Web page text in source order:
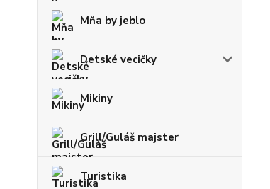
Mňa by jeblo
Detské vecičky
Mikiny
Grill/Guláš majster
Turistika